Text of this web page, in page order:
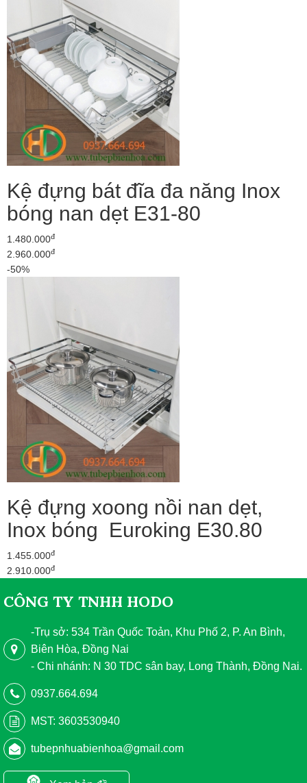
Kệ đựng bát đĩa đa năng Inox
bóng nan dẹt E31-80
1.480.000đ
2.960.000đ
-50%
Kệ đựng xoong nồi nan dẹt,
Inox bóng Euroking E30.80
1.455.000đ
2.910.000đ
CÔNG TY TNHH HODO
-Trụ sở: 534 Trần Quốc Toản, Khu Phố 2, P. An Bình,
Biên Hòa, Đồng Nai
- Chi nhánh: N 30 TDC sân bay, Long Thành, Đồng Nai.
0937.664.694
MST: 3603530940
tubepnhuabienhoa@gmail.com